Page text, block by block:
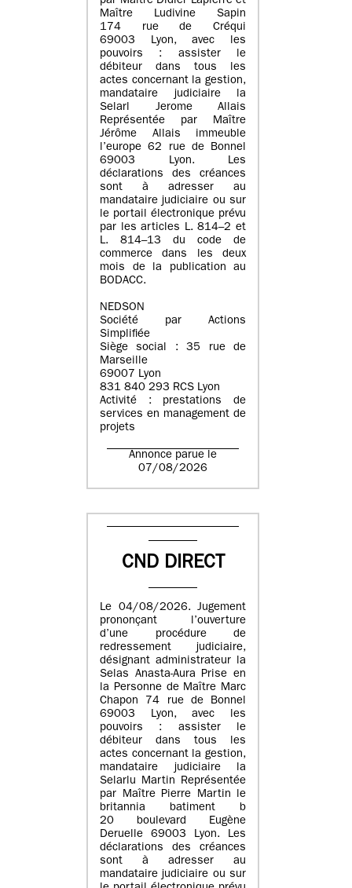
Maître Ludivine Sapin
174 rue de Créqui
69003 Lyon, avec les
pouvoirs : assister le
débiteur dans tous les
actes concernant la gestion,
mandataire judiciaire la
Selarl Jerome Allais
Représentée par Maître
Jérôme Allais immeuble
l’europe 62 rue de Bonnel
69003 Lyon. Les
déclarations des créances
sont à adresser au
mandataire judiciaire ou sur
le portail électronique prévu
par les articles L. 814–2 et
L. 814–13 du code de
commerce dans les deux
mois de la publication au
BODACC.
NEDSON
Société par Actions
Simplifiée
Siège social : 35 rue de
Marseille
69007 Lyon
831 840 293 RCS Lyon
Activité : prestations de
services en management de
projets
Annonce parue le
07/08/2026
CND DIRECT
Le 04/08/2026. Jugement
prononçant l’ouverture
d’une procédure de
redressement judiciaire,
désignant administrateur la
Selas Anasta-Aura Prise en
la Personne de Maître Marc
Chapon 74 rue de Bonnel
69003 Lyon, avec les
pouvoirs : assister le
débiteur dans tous les
actes concernant la gestion,
mandataire judiciaire la
Selarlu Martin Représentée
par Maître Pierre Martin le
britannia batiment b
20 boulevard Eugène
Deruelle 69003 Lyon. Les
déclarations des créances
sont à adresser au
mandataire judiciaire ou sur